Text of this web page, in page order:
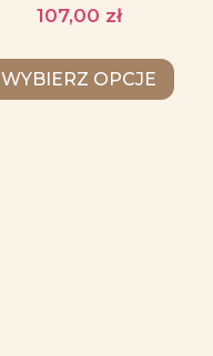
107,00 zł
WYBIERZ OPCJE